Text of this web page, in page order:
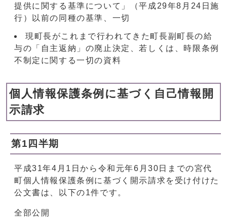
提供に関する基準について」（平成29年8月24日施
行）以前の同種の基準、一切
現町長がこれまで行われてきた町長副町長の給
与の「自主返納」の廃止決定、若しくは、時限条例
不制定に関する一切の資料
個人情報保護条例に基づく自己情報開
示請求
第1四半期
平成31年4月1日から令和元年6月30日までの宮代
町個人情報保護条例に基づく開示請求を受け付けた
公文書は、以下の1件です。
全部公開